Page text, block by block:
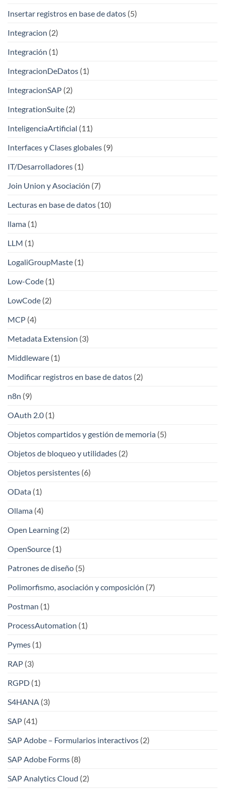
Insertar registros en base de datos (5)
Integracion (2)
Integración (1)
IntegracionDeDatos (1)
IntegracionSAP (2)
IntegrationSuite (2)
InteligenciaArtificial (11)
Interfaces y Clases globales (9)
IT/Desarrolladores (1)
Join Union y Asociación (7)
Lecturas en base de datos (10)
llama (1)
LLM (1)
LogaliGroupMaste (1)
Low-Code (1)
LowCode (2)
MCP (4)
Metadata Extension (3)
Middleware (1)
Modificar registros en base de datos (2)
n8n (9)
OAuth 2.0 (1)
Objetos compartidos y gestión de memoria (5)
Objetos de bloqueo y utilidades (2)
Objetos persistentes (6)
OData (1)
Ollama (4)
Open Learning (2)
OpenSource (1)
Patrones de diseño (5)
Polimorfismo, asociación y composición (7)
Postman (1)
ProcessAutomation (1)
Pymes (1)
RAP (3)
RGPD (1)
S4HANA (3)
SAP (41)
SAP Adobe – Formularios interactivos (2)
SAP Adobe Forms (8)
SAP Analytics Cloud (2)